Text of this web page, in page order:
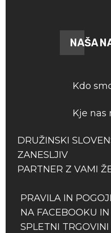
NAŠA
Kdo
Kje nas
DRUŽINSKI
ZANESLJIV
PARTNER Z VAMI
PRAVILA IN
NA FACEBOOKU IN
SPLETNI TRGOVINI